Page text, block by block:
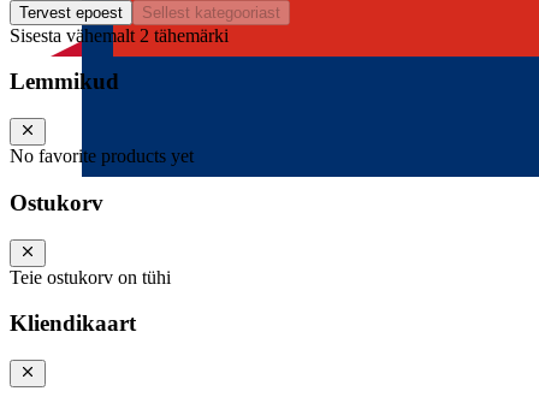
Tervest epoest Sellest kategooriast
Sisesta vähemalt 2 tähemärki
Lemmikud
No favorite products yet
Ostukorv
Teie ostukorv on tühi
Kliendikaart